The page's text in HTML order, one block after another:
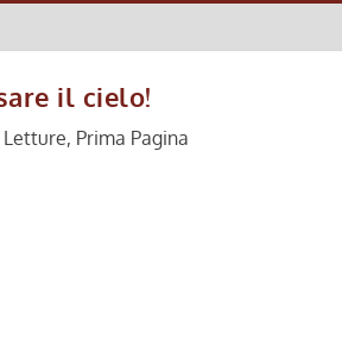
il cielo!
Letture, Prima Pagina